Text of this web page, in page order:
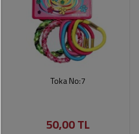
Toka No:7
50,00 TL